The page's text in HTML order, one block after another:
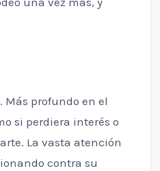
. Más profundo en el
si perdiera interés o
La vasta atención
contra su